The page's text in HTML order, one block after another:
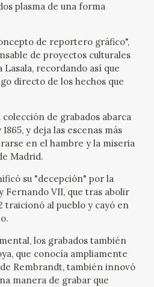
plasma de una forma
de reportero gráfico",
de proyectos culturales
Lasala, recordando así que
directo de los hechos que
de grabados abarca
y deja las escenas más
en el hambre y la miseria
Madrid.
su "decepción" por la
Fernando VII, que tras abolir
traicionó al pueblo y cayó en
los grabados también
que conocía ampliamente
Rembrandt, también innovó
manera de grabar que